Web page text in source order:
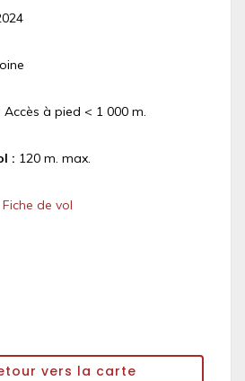
Accès à pied < 1 000 m.
: 120 m. max.
Fiche de vol
vers la carte